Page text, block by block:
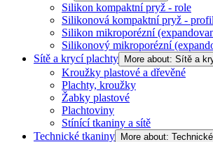
Silikon kompaktní pryž - role
Silikonová kompaktní pryž -
Silikon mikroporézní
Silikonový mikroporézní
Sítě a krycí plachty More about: Sítě a
Kroužky plastové a dřevěné
Plachty, kroužky
Žabky plastové
Plachtoviny
Stínící tkaniny a sítě
Technické tkaniny More about: